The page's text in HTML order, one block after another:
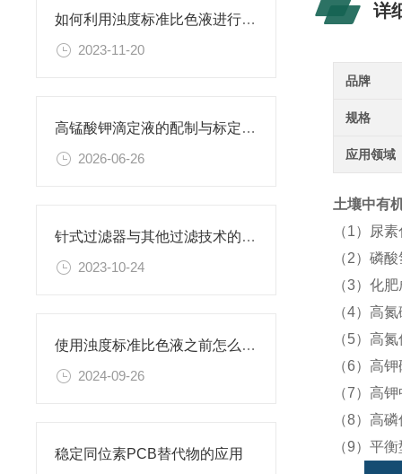
如何利用浊度标准比色液进行水体生态系统的研究？
2023-11-20
高锰酸钾滴定液的配制与标定全流程解析
2026-06-26
针式过滤器与其他过滤技术的比较
2023-10-24
使用浊度标准比色液之前怎么可以不了解这些！
2024-09-26
稳定同位素PCB替代物的应用
详
品牌
规格
应用领域
土壤中有
（1）
（2）磷
（3）
（4）高
（5）高
（6）高
（7）高
（8）高
（9）平